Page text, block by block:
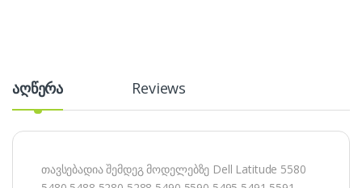
აღწერა Reviews
თავსებადია შემდეგ მოდელებზე Dell Latitude 5580